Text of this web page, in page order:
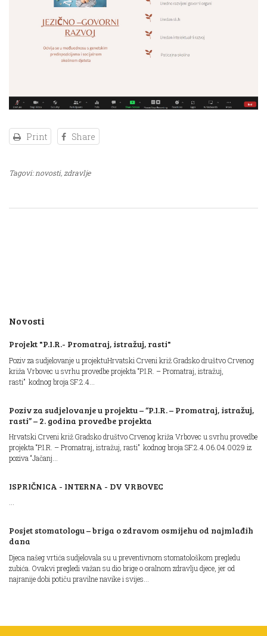
Print Share
Tagovi:novosti,zdravlje
Novosti
Projekt "P.I.R.- Promatraj, istražuj, rasti"
Poziv za sudjelovanje u projektuHrvatski Crveni križ Gradsko društvo Crvenog
križa Vrbovec u svrhu provedbe projekta “P.I.R. – Promatraj, istražuj,
rasti” kodnog broja SF.2.4...
Poziv za sudjelovanje u projektu – “P.I.R. – Promatraj, istražuj,
rasti” – 2. godina provedbe projekta
Hrvatski Crveni križ Gradsko društvo Crvenog križa Vrbovec u svrhu provedbe
projekta “P.I.R. – Promatraj, istražuj, rasti” kodnog broja SF.2.4.06.04.0029 iz
poziva “Jačanj...
ISPRIČNICA - INTERNA - DV VRBOVEC
...
Posjet stomatologu – briga o zdravom osmijehu od najmlađih
dana
Djeca našeg vrtića sudjelovala su u preventivnom stomatološkom pregledu
zubića. Ovakvi pregledi važan su dio brige o oralnom zdravlju djece, jer od
najranije dobi potiču pravilne navike i svijes...